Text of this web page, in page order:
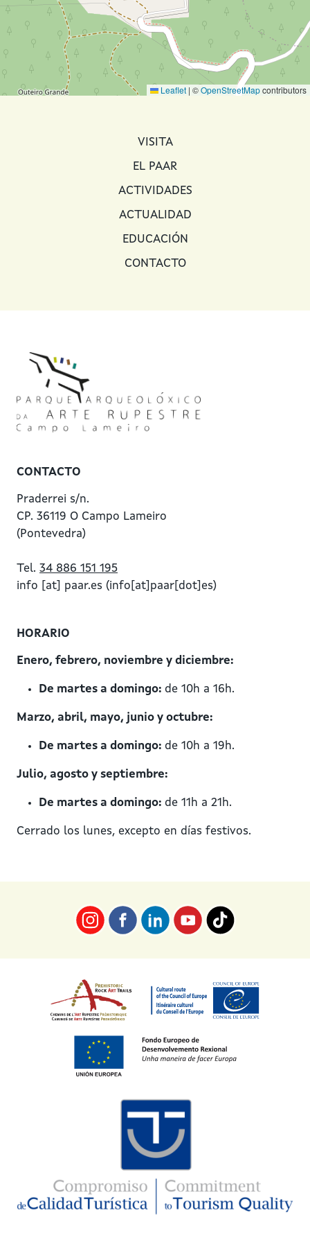
Leaflet | ©OpenStreetMapcontributors
MAIN NAVIGATION
VISITA
EL PAAR
ACTIVIDADES
ACTUALIDAD
EDUCACIÓN
CONTACTO
CONTACTO
Praderrei s/n.
CP. 36119 O Campo Lameiro
(Pontevedra)
Tel. 34 886 151 195
info [at] paar.es (info[at]paar[dot]es)
HORARIO
Enero, febrero, noviembre y diciembre:
De martes a domingo: de 10h a 16h.
Marzo, abril, mayo, junio y octubre:
De martes a domingo: de 10h a 19h.
Julio, agosto y septiembre:
De martes a domingo: de 11h a 21h.
Cerrado los lunes, excepto en días festivos.